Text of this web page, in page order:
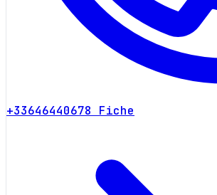
+33646440678 Fiche